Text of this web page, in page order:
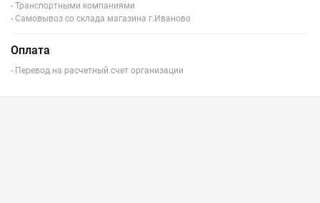
- Транспортными компаниями
- Самовывоз со склада магазина г.Иваново
Оплата
- Перевод на расчетный счет организации